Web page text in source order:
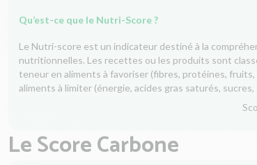
Qu’est-ce que le Nutri-Score ?
Le Nutri-score est un indicateur destiné à la
nutritionnelles. Les recettes ou les produits sont
teneur en aliments à favoriser (fibres, protéines, fruits,
aliments à limiter (énergie, acides gras saturés, sucres,
Le Score Carbone